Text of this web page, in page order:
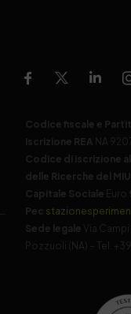
Codice fiscale e
Iscrizione REA NA
Codice di iscrizione
delle Ricerche del
Capitale Sociale Euro
Pec
Sede legale
Via
Pozzuoli (NA) – Tel.